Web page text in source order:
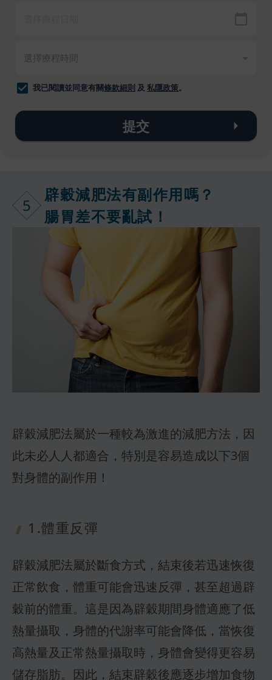
我已閱讀並同意有關條款細則 及 私隱政策。
提交
5
辟穀減肥法有副作用嗎？
腸胃差不要亂試！
辟穀減肥法屬於一種較為激進的減肥方法，因
此未必人人都適合，特別是容易造成以下3個
對身體的副作用！
1.體重反彈
辟穀減肥法屬於斷食方式，結束後若迅速恢復
正常飲食，體重可能會迅速反彈，甚至超過辟
穀前的體重。這是因為辟穀期間身體適應了低
熱量攝取，身體的代謝率可能會降低，當恢復
高熱量及正常熱量攝取時，身體會變得更容易
儲存脂肪。因此，結束辟穀後應逐步增加食物